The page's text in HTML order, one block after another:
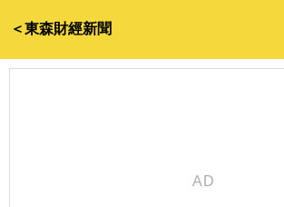
＜東森財經新聞